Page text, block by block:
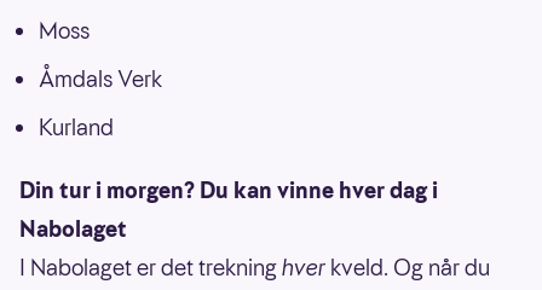
Moss
Åmdals Verk
Kurland
Din tur i morgen? Du kan vinne hver dag i
Nabolaget
I Nabolaget er det trekninghver kveld. Og når du